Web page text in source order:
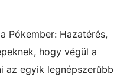
Pókember: Hazatérés,
hogy végül a
az egyik legnépszerűbb